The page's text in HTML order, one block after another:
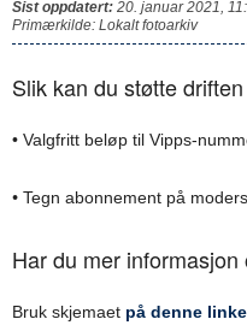
Sist oppdatert: 20. januar 2021,
Primærkilde: Lokalt fotoarkiv
Slik kan du støtte
• Valgfritt beløp til Vipps-
• Tegn abonnement på
Har du mer informasjon
Bruk skjemaet på denne